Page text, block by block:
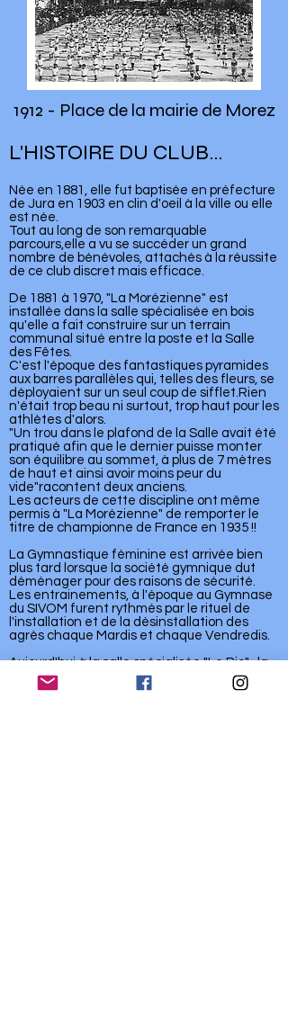
1912 - Place de la mairie de Morez
L'HISTOIRE DU CLUB...
Née en 1881, elle fut baptisée en préfecture
de Jura en 1903 en clin d'oeil à la ville ou elle
est née.
Tout au long de son remarquable
parcours,elle a vu se succéder un grand
nombre de bénévoles, attachés à la réussite
de ce club discret mais efficace.
De 1881 à 1970, "La Morézienne" est
installée dans la salle spécialisée en bois
qu'elle a fait construire sur un terrain
communal situé entre la poste et la Salle
des Fêtes.
C'est l'époque des fantastiques pyramides
aux barres parallèles qui, telles des fleurs, se
déployaient sur un seul coup de sifflet.Rien
n'était trop beau ni surtout, trop haut pour les
athlètes d'alors.
"Un trou dans le plafond de la Salle avait été
pratiqué afin que le dernier puisse monter
son équilibre au sommet, à plus de 7 mètres
de haut et ainsi avoir moins peur du
vide"racontent deux anciens.
Les acteurs de cette discipline ont même
permis à "La Morézienne" de remporter le
titre de championne de France en 1935 !!
La Gymnastique féminine est arrivée bien
plus tard lorsque la société gymnique dut
déménager pour des raisons de sécurité.
Les entrainements, à l'époque au Gymnase
du SIVOM furent rythmés par le rituel de
l'installation et de la désinstallation des
agrès chaque Mardis et chaque Vendredis.
Aujourd'hui à la salle spécialisée "Le Rio" , la
Morézienne poursuit son activité en loisir
comme en compétition, et tâche de